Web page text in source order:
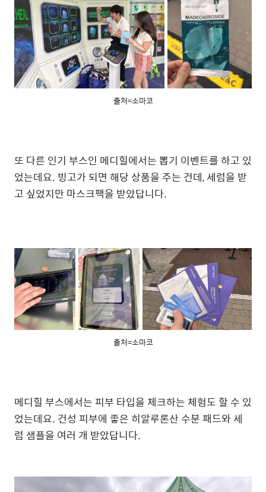
출처=소마코
또 다른 인기 부스인 메디힐에서는 뽑기 이벤트를 하고 있
었는데요. 빙고가 되면 해당 상품을 주는 건데, 세럼을 받
고 싶었지만 마스크팩을 받았답니다.
출처=소마코
메디힐 부스에서는 피부 타입을 체크하는 체험도 할 수 있
었는데요. 건성 피부에 좋은 히알루론산 수분 패드와 세
럼 샘플을 여러 개 받았답니다.